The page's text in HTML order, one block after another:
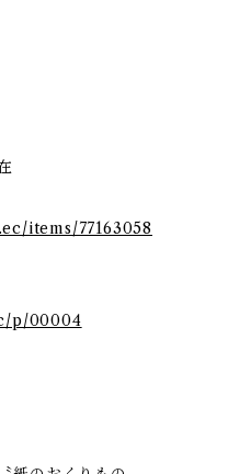
items/77163058
p/00004